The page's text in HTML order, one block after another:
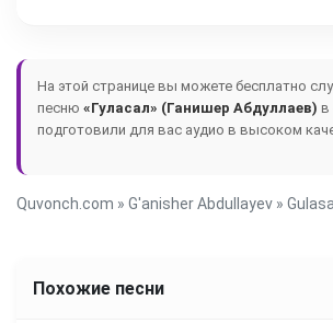
На этой странице вы можете бесплатно
песню «Гуласал» (Ганишер Абдуллаев) в
подготовили для вас аудио в высоком
Quvonch.com » G'anisher Abdullayev » Gulasal
Похожие песни